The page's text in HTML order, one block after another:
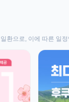
환으로, 이에 따른 일